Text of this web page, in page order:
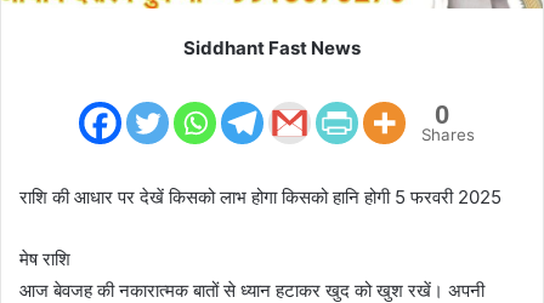
Siddhant Fast News
0
Shares
राशि की आधार पर देखें किसको लाभ होगा किसको हानि होगी 5 फरवरी 2025
मेष राशि
आज बेवजह की नकारात्मक बातों से ध्यान हटाकर खुद को खुश रखें। अपनी